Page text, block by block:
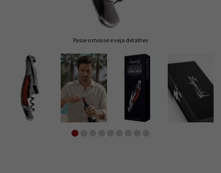
Passe o mouse e veja detalhes